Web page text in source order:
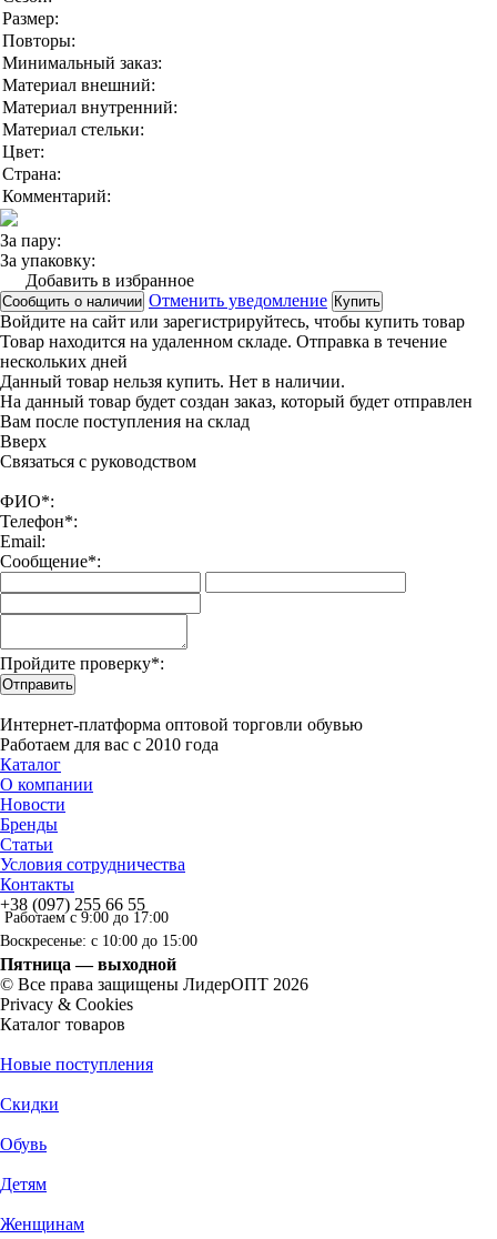
Размер:
Повторы:
Минимальный заказ:
Материал внешний:
Материал внутренний:
Материал стельки:
Цвет:
Страна:
Комментарий:
За пару:
За упаковку:
Добавить в избранное
Сообщить о наличии Отменить уведомление Купить
Войдите на сайт или зарегистрируйтесь, чтобы купить товар
Товар находится на удаленном складе. Отправка в течение
нескольких дней
Данный товар нельзя купить. Нет в наличии.
На данный товар будет создан заказ, который будет отправлен
Вам после поступления на склад
Вверx
Связаться с руководством
ФИО*:
Телефон*:
Email:
Сообщение*:
Пройдите проверку*:
Отправить
Интернет-платформа оптовой торговли обувью
Работаем для вас с 2010 года
Каталог
О компании
Новости
Бренды
Статьи
Условия сотрудничества
Контакты
+38 (097) 255 66 55
Работаем с 9:00 до 17:00
Воскресенье: с 10:00 до 15:00
Пятница — выходной
© Все права защищены ЛидерОПТ 2026
Privacy & Cookies
Каталог товаров
Новые поступления
Скидки
Обувь
Детям
Женщинам